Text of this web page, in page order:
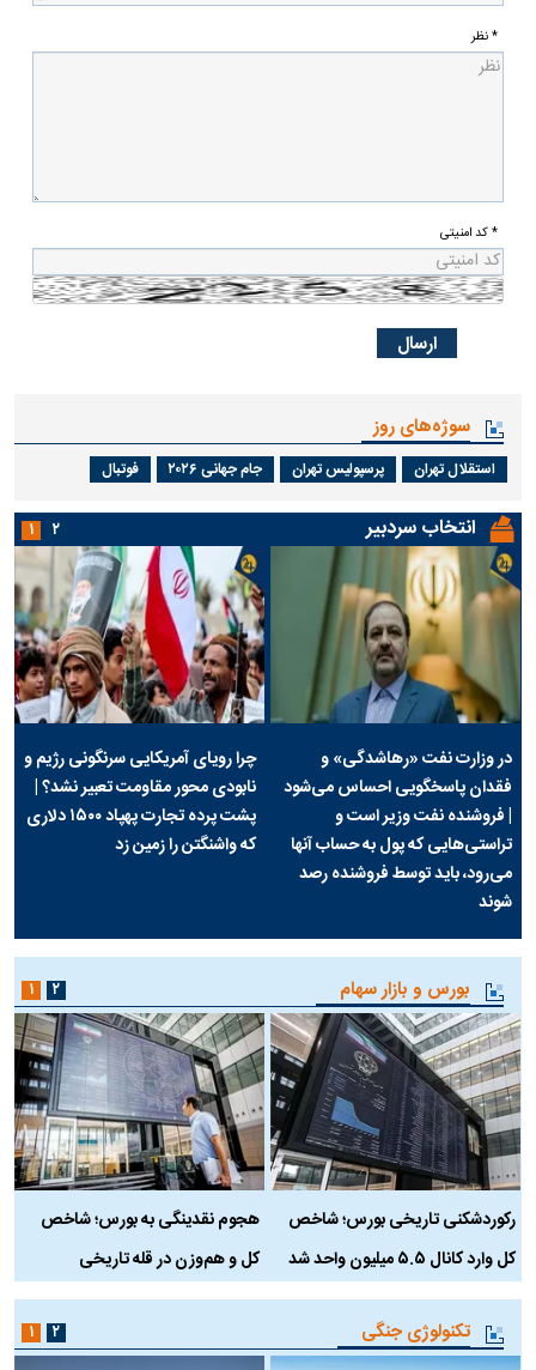
* نظر
* کد امنیتی
سوژه‌های روز
استقلال تهران پرسپولیس تهران جام جهانی ۲۰۲۶ فوتبال
انتخاب سردبیر
در وزارت نفت «رهاشدگی» و
فقدان پاسخگویی احساس می‌شود
| فروشنده نفت وزیر است و
تراستی‌هایی که پول به حساب آنها
می‌رود، باید توسط فروشنده رصد
شوند
چرا رویای آمریکایی سرنگونی رژیم و
نابودی محور مقاومت تعبیر نشد؟ |
پشت پرده تجارت پهپاد‌ ۱۵۰۰ دلاری
که واشنگتن را زمین زد
۱ ۲
بورس و بازار سهام
رکوردشکنی تاریخی بورس؛ شاخص
کل وارد کانال ۵.۵ میلیون واحد شد
هجوم نقدینگی به بورس؛ شاخص
کل و هم‌وزن در قله تاریخی
۱ ۲
تکنولوژی جنگی ۱ ۲